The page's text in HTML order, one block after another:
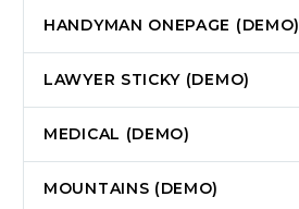
HANDYMAN ONEPAGE (DEMO)
LAWYER STICKY (DEMO)
MEDICAL (DEMO)
MOUNTAINS (DEMO)